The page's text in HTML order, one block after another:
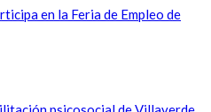
en la Feria de Empleo de